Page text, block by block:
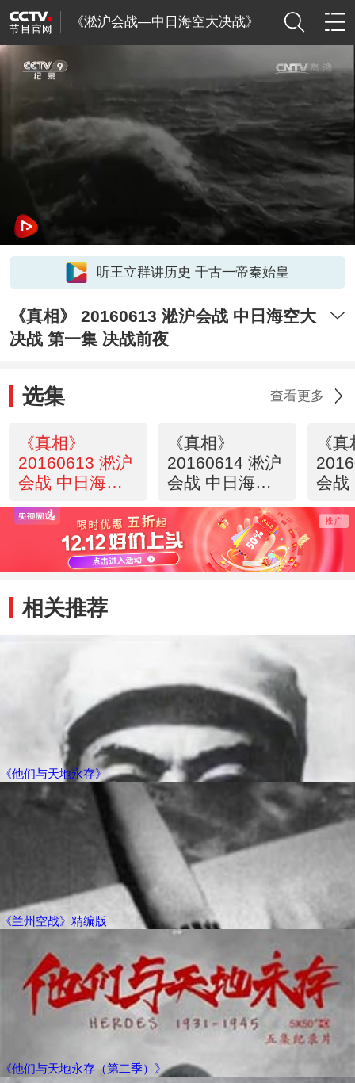
《淞沪会战—中日海空大决战》
听王立群讲历史 千古一帝秦始皇
《真相》 20160613 淞沪会战 中日海空大
决战 第一集 决战前夜
选集 查看更多
《真相》
20160613 淞沪
会战 中日海空
决战前夜
《真相》
20160614 淞沪
会战 中日海空
一战成名
《
会战
中国
相关推荐
《他们与天地永存》
《兰州空战》精编版
《他们与天地永存（第二季）》